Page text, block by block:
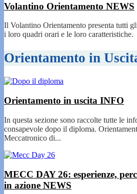
Volantino Orientamento NEWS
Il Volantino Orientamento presenta tutti
i loro quadri orari e le loro caratteristiche.
Orientamento in
Orientamento in uscita INFO
In questa sezione sono raccolte tutte le
consapevole dopo il diploma.
Meccatronico di...
MECC DAY 26: esperienze,
in azione NEWS